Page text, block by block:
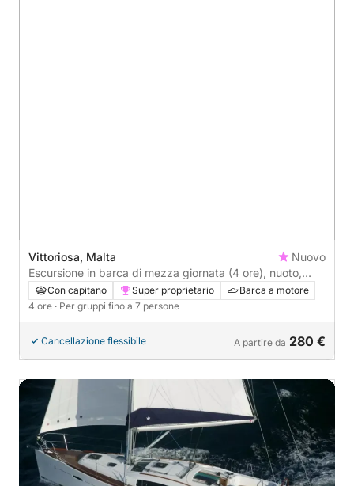
Vittoriosa, Malta
Nuovo
Escursione in barca di mezza giornata (4 ore), nuoto,
snorkeling e scoperta delle nostre splendide isole maltesi
🌞
Con capitano Super proprietario
Barca a motore
4 ore · Per gruppi fino a 7 persone
Cancellazione flessibile A partire da 280 €